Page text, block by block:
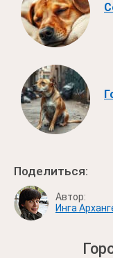
Поделиться:
Автор:
Инга